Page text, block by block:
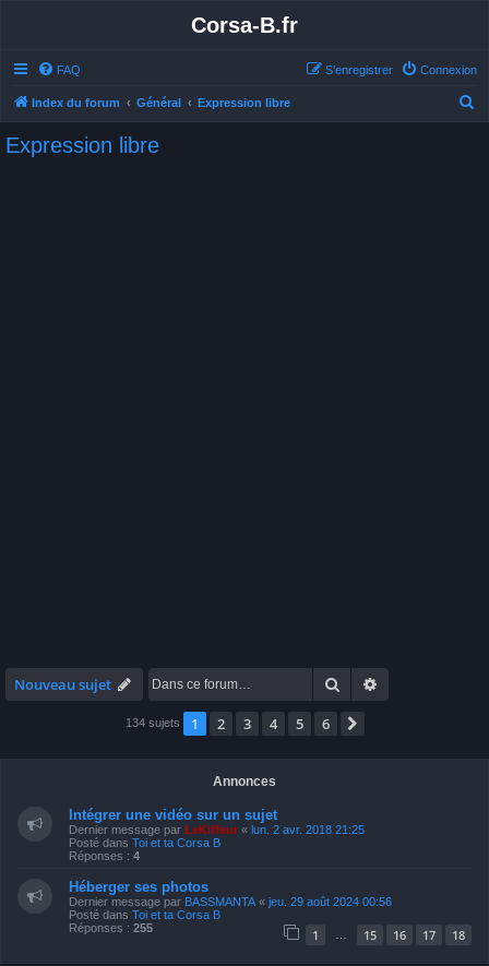
Corsa-B.fr
FAQ Connexion
S’enregistrer
Index du forum Général Expression libre
Expression libre
Nouveau sujet Rechercher
134 sujets 1 2 3 4 5 6
Annonces
Intégrer une vidéo sur un sujet
Dernier message par LeKiffeur « lun. 2 avr. 2018 21:25
Posté dans Toi et ta Corsa B
Réponses : 4
Héberger ses photos
Dernier message par BASSMANTA « jeu. 29 août 2024 00:56
Posté dans Toi et ta Corsa B
Réponses : 255 1 15 16 17 18